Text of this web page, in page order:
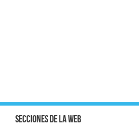
Secciones de la web